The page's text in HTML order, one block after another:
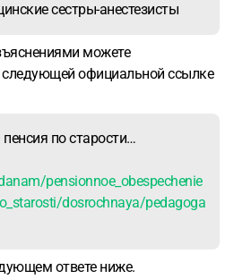
сестры-анестезисты
можете
официальной ссылке
по старости…
pensionnoe_obespechenie
dosrochnaya/pedagoga
ответе ниже.